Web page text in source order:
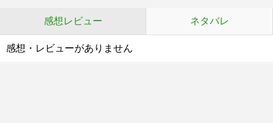
感想レビュー ネタバレ
感想・レビューがありません